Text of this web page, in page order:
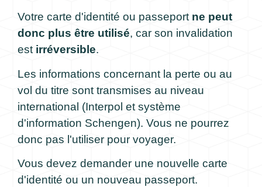
Votre carte d'identité ou passeport ne peut
donc plus être utilisé, car son invalidation
est irréversible.
Les informations concernant la perte ou au
vol du titre sont transmises au niveau
international (Interpol et système
d'information Schengen). Vous ne pourrez
donc pas l'utiliser pour voyager.
Vous devez demander une nouvelle carte
d'identité ou un nouveau passeport.